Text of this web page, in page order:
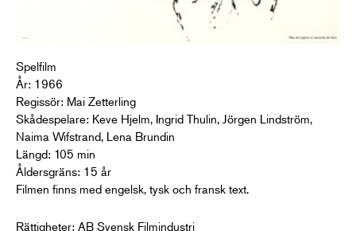
Spelfilm
År: 1966
Regissör: Mai Zetterling
Skådespelare: Keve Hjelm, Ingrid Thulin, Jörgen Lindström,
Naima Wifstrand, Lena Brundin
Längd: 105 min
Åldersgräns: 15 år
Filmen finns med engelsk, tysk och fransk text.
Rättigheter: AB Svensk Filmindustri